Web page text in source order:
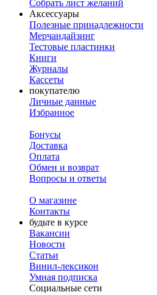
Собрать лист желаний
Аксессуары
Полезные принадлежности
Мерчандайзинг
Тестовые пластинки
Книги
Журналы
Кассеты
покупателю
Личные данные
Избранное
Бонусы
Доставка
Оплата
Обмен и возврат
Вопросы и ответы
О магазине
Контакты
будьте в курсе
Вакансии
Новости
Статьи
Винил-лексикон
Умная подписка
Социальные сети